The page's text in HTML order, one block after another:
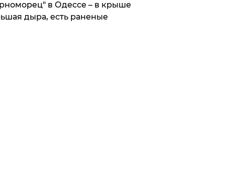
в Одессе – в крыше
дыра, есть раненые